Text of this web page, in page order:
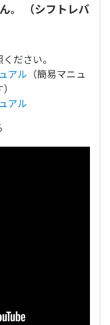
。 （シフトレバ
ださい。
アル （簡易マニュ
アル